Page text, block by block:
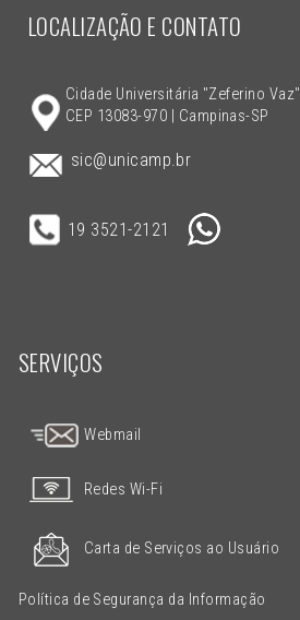
LOCALIZAÇÃO E CONTATO
Cidade Universitária "Zeferino Vaz"
CEP 13083-970 | Campinas-SP
sic@unicamp.br
19 3521-2121
SERVIÇOS
Webmail
Redes Wi-Fi
Carta de Serviços ao Usuário
Política de Segurança da Informação